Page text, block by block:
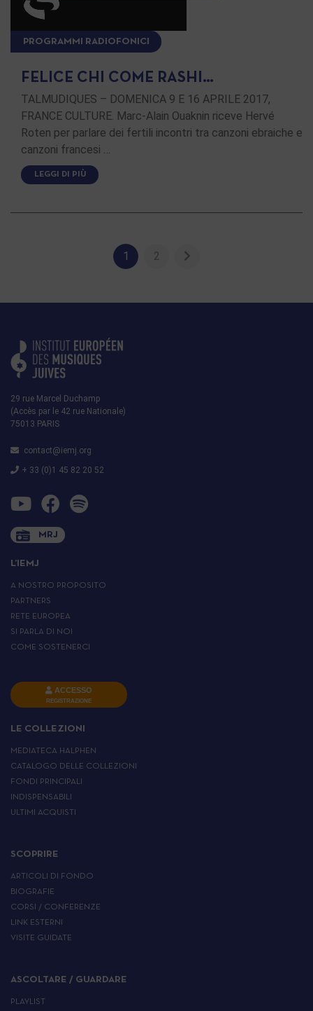
PROGRAMMI RADIOFONICI
FELICE CHI COME RASHI…
TALMUDIQUES – DOMENICA 9 E 16 APRILE 2017,
FRANCE CULTURE. Marc-Alain Ouaknin riceve Hervé
Roten per parlare dei fertili incontri tra canzoni ebraiche e
canzoni francesi …
LEGGI DI PIÙ
1 2
29 rue Marcel Duchamp
(Accès par le 42 rue Nationale)
75013 PARIS
contact@iemj.org
+ 33 (0)1 45 82 20 52
MRJ
L’IEMJ
A NOSTRO PROPOSITO
PARTNERS
RETE EUROPEA
SI PARLA DI NOI
COME SOSTENERCI
ACCESSO
REGISTRAZIONE
LE COLLEZIONI
MEDIATECA HALPHEN
CATALOGO DELLE COLLEZIONI
FONDI PRINCIPALI
INDISPENSABILI
ULTIMI ACQUISTI
SCOPRIRE
ARTICOLI DI FONDO
BIOGRAFIE
CORSI / CONFERENZE
LINK ESTERNI
VISITE GUIDATE
ASCOLTARE / GUARDARE
PLAYLIST